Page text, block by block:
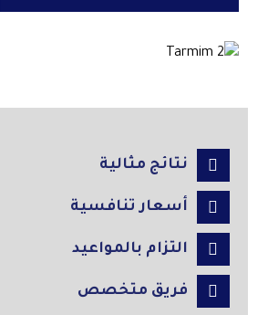
نتائج مثالية
أسعار تنافسية
التزام بالمواعيد
فريق متخصص